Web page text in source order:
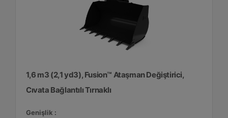
1,6 m3 (2,1 yd3), Fusion™ Ataşman Değiştirici,
Cıvata Bağlantılı Tırnaklı
Genişlik :